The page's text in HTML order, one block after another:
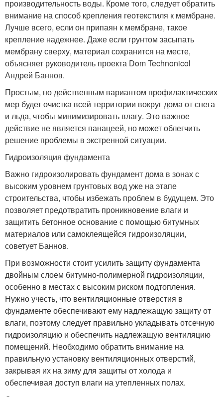
производительность воды. Кроме того, следует обратить
внимание на способ крепления геотекстиля к мембране.
Лучше всего, если он припаян к мембране, такое
крепление надежнее. Даже если грунтом засыпать
мембрану сверху, материал сохранится на месте,
объясняет руководитель проекта Dom Technonicol
Андрей Баннов.
Простым, но действенным вариантом профилактических
мер будет очистка всей территории вокруг дома от снега
и льда, чтобы минимизировать влагу. Это важное
действие не является панацеей, но может облегчить
решение проблемы в экстренной ситуации.
Гидроизоляция фундамента
Важно гидроизолировать фундамент дома в зонах с
высоким уровнем грунтовых вод уже на этапе
строительства, чтобы избежать проблем в будущем. Это
позволяет предотвратить проникновение влаги и
защитить бетонное основание с помощью битумных
материалов или самоклеящейся гидроизоляции,
советует Баннов.
При возможности стоит усилить защиту фундамента
двойным слоем битумно-полимерной гидроизоляции,
особенно в местах с высоким риском подтопления.
Нужно учесть, что вентиляционные отверстия в
фундаменте обеспечивают ему надлежащую защиту от
влаги, поэтому следует правильно укладывать отсечную
гидроизоляцию и обеспечить надлежащую вентиляцию
помещений. Необходимо обратить внимание на
правильную установку вентиляционных отверстий,
закрывая их на зиму для защиты от холода и
обеспечивая доступ влаги на утепленных полах.